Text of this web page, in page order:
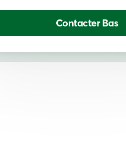
Contacter Bas